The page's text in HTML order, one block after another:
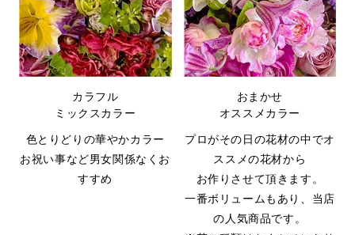
カラフル
ミックスカラー
色とりどりの華やかカラー
お祝い事など男女関係なくお
すすめ
おまかせ
オススメカラー
プロがその日の花材の中でオ
ススメの花材から
お作りさせて頂きます。
一番ボリュームもあり、当店
の人気商品です。